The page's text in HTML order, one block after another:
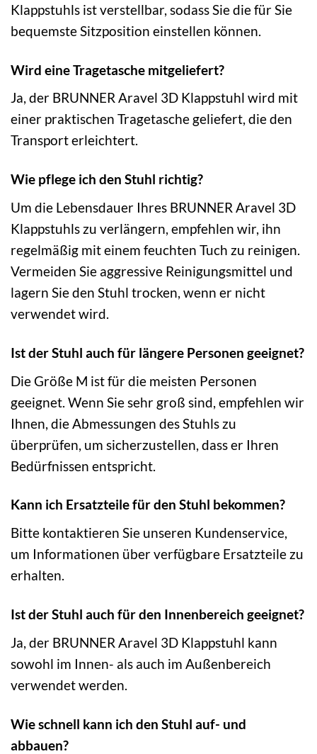
Klappstuhls ist verstellbar, sodass Sie die für Sie
bequemste Sitzposition einstellen können.
Wird eine Tragetasche mitgeliefert?
Ja, der BRUNNER Aravel 3D Klappstuhl wird mit
einer praktischen Tragetasche geliefert, die den
Transport erleichtert.
Wie pflege ich den Stuhl richtig?
Um die Lebensdauer Ihres BRUNNER Aravel 3D
Klappstuhls zu verlängern, empfehlen wir, ihn
regelmäßig mit einem feuchten Tuch zu reinigen.
Vermeiden Sie aggressive Reinigungsmittel und
lagern Sie den Stuhl trocken, wenn er nicht
verwendet wird.
Ist der Stuhl auch für längere Personen geeignet?
Die Größe M ist für die meisten Personen
geeignet. Wenn Sie sehr groß sind, empfehlen wir
Ihnen, die Abmessungen des Stuhls zu
überprüfen, um sicherzustellen, dass er Ihren
Bedürfnissen entspricht.
Kann ich Ersatzteile für den Stuhl bekommen?
Bitte kontaktieren Sie unseren Kundenservice,
um Informationen über verfügbare Ersatzteile zu
erhalten.
Ist der Stuhl auch für den Innenbereich geeignet?
Ja, der BRUNNER Aravel 3D Klappstuhl kann
sowohl im Innen- als auch im Außenbereich
verwendet werden.
Wie schnell kann ich den Stuhl auf- und
abbauen?